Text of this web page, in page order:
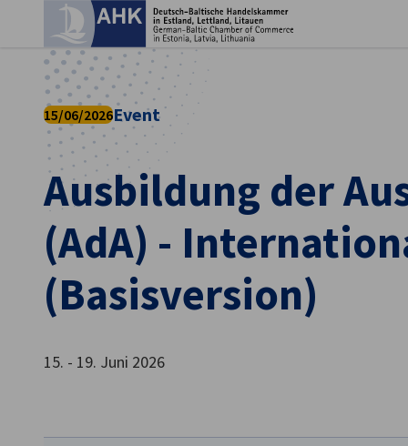
Ausbildung der
(AdA) -
(Basisversion)
15/06/2026Event
15. - 19. Juni 2026